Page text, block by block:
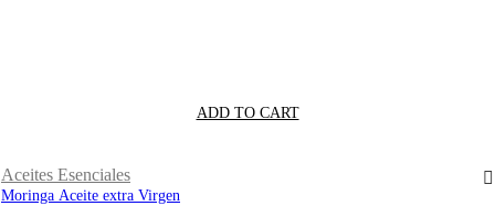
ADD TO CART
Aceites Esenciales
Moringa Aceite extra Virgen